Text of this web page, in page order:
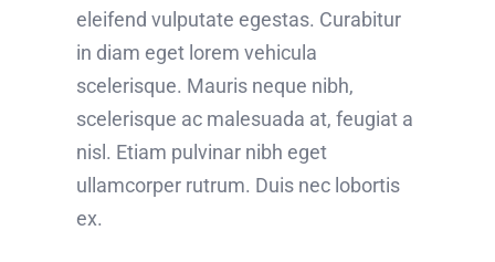
eleifend vulputate egestas. Curabitur
in diam eget lorem vehicula
scelerisque. Mauris neque nibh,
scelerisque ac malesuada at, feugiat a
nisl. Etiam pulvinar nibh eget
ullamcorper rutrum. Duis nec lobortis
ex.